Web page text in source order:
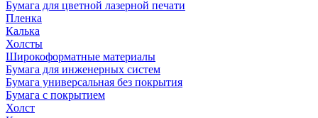
Бумага для цветной лазерной печати
Пленка
Калька
Холсты
Широкоформатные материалы
Бумага для инженерных систем
Бумага универсальная без покрытия
Бумага с покрытием
Холст